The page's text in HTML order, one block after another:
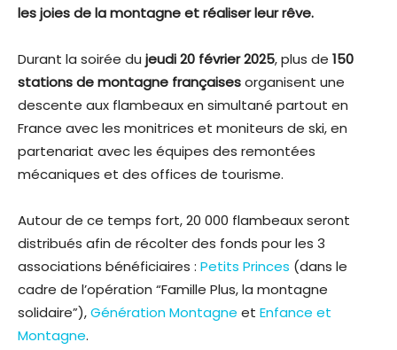
les joies de la montagne et réaliser leur rêve.
Durant la soirée du jeudi 20 février 2025, plus de 150
stations de montagne françaisesorganisent une
descente aux flambeaux en simultané partout en
France avec les monitrices et moniteurs de ski, en
partenariat avec les équipes des remontées
mécaniques et des offices de tourisme.
Autour de ce temps fort, 20 000 flambeaux seront
distribués afin de récolter des fonds pour les 3
associations bénéficiaires : Petits Princes (dans le
cadre de l’opération “Famille Plus, la montagne
solidaire”),Génération Montagne et Enfance et
Montagne.